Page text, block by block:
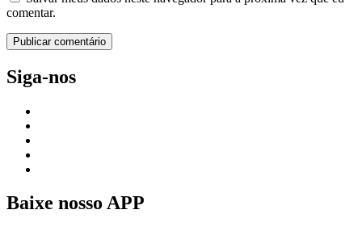
comentar.
Siga-nos
Baixe nosso APP